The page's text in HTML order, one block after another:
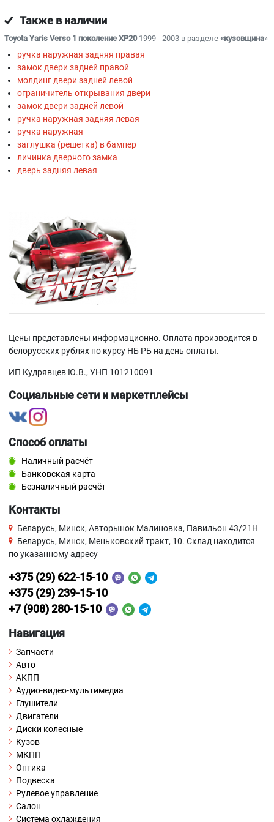
Также в наличии
Toyota Yaris Verso 1 поколение XP201999 - 2003 в разделе «кузовщина»
ручка наружная задняя правая
замок двери задней правой
молдинг двери задней левой
ограничитель открывания двери
замок двери задней левой
ручка наружная задняя левая
ручка наружная
заглушка (решетка) в бампер
личинка дверного замка
дверь задняя левая
Цены представлены информационно. Оплата производится в
белорусских рублях по курсу НБ РБ на день оплаты.
ИП Кудрявцев Ю.В., УНП 101210091
Социальные сети и маркетплейсы
Способ оплаты
Наличный расчёт
Банковская карта
Безналичный расчёт
Контакты
Беларусь, Минск, Авторынок Малиновка, Павильон 43/21Н
Беларусь, Минск, Меньковский тракт, 10. Склад находится
по указанному адресу
+375 (29) 622-15-10
+375 (29) 239-15-10
+7 (908) 280-15-10
Навигация
Запчасти
Авто
АКПП
Аудио-видео-мультимедиа
Глушители
Двигатели
Диски колесные
Кузов
МКПП
Оптика
Подвеска
Рулевое управление
Салон
Система охлаждения